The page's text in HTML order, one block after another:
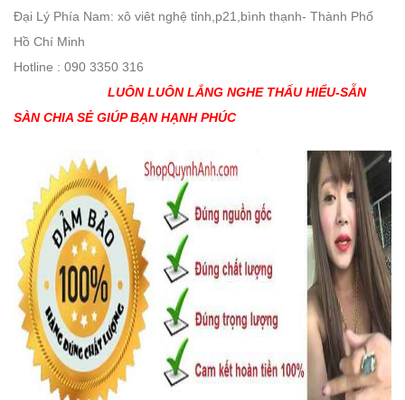
Đại Lý Phía Nam: xô viêt nghệ tỉnh,p21,bình thạnh- Thành Phố
Hồ Chí Minh
Hotline : 090 3350 316
LUÔN LUÔN LẮNG NGHE THẤU HIỂU-SẴN
SÀN CHIA SẺ GIÚP BẠN HẠNH PHÚC